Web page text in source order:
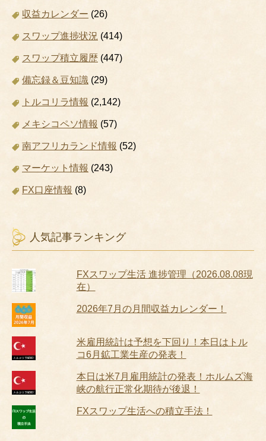
収益カレンダー (26)
スワップ進捗状況 (414)
スワップ積立履歴 (447)
備忘録＆豆知識 (29)
トルコリラ情報 (2,142)
メキシコペソ情報 (57)
南アフリカランド情報 (52)
マーケット情報 (243)
FX口座情報 (8)
人気記事ランキング
FXスワップ生活 進捗管理（2026.08.08現
在）
2026年7月の月間収益カレンダー！
米雇用統計は予想を下回り！本日はトル
コ6月鉱工業生産の発表！
本日は米7月雇用統計の発表！ホルムズ海
峡の航行正常化期待が後退！
FXスワップ生活への積立手法！